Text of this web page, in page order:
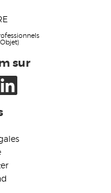
sur